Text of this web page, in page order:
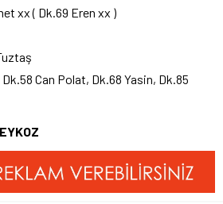
xx ( Dk.69 Eren xx )
Can Polat, Dk.68 Yasin, Dk.85